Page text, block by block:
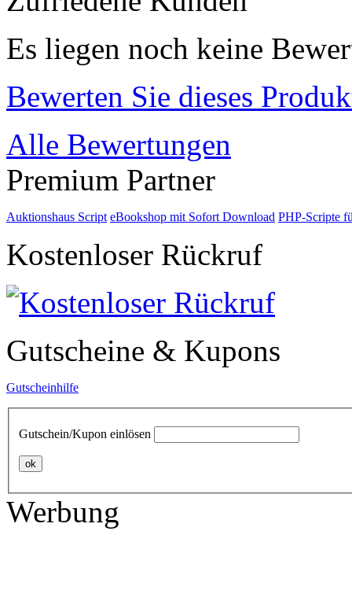
Es liegen noch keine
Bewerten Sie dieses
Alle Bewertungen
Premium Partner
Auktionshaus Script eBookshop mit Sofort Download PHP-Scripte
Kostenloser Rückruf
Gutscheine & Kupons
Gutscheinhilfe
Gutschein/Kupon einlösen
ok
Werbung